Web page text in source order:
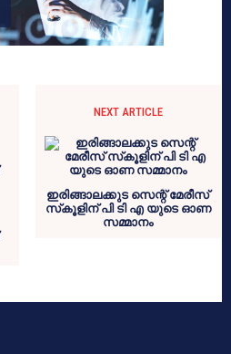
NEXT ARTICLE
ഇരിങ്ങാലക്കുട സെന്റ് മേരീസ്
സ്‌കൂളിന് പി ടി എ യുടെ ഓണ
സമ്മാനം